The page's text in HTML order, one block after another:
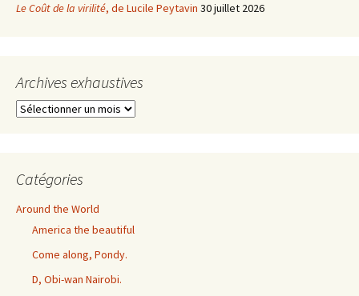
Le Coût de la virilité, de Lucile Peytavin 30 juillet 2026
Archives exhaustives
Archives
Catégories
Around the World
America the beautiful
Come along, Pondy.
D, Obi-wan Nairobi.